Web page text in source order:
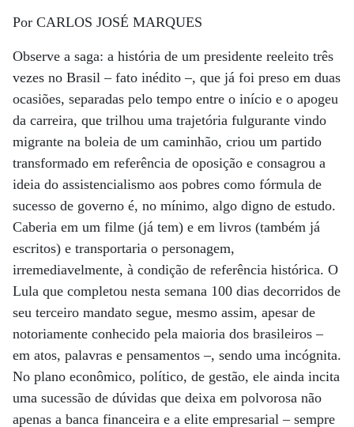
Por CARLOS JOSÉ MARQUES
Observe a saga: a história de um presidente reeleito três
vezes no Brasil – fato inédito –, que já foi preso em duas
ocasiões, separadas pelo tempo entre o início e o apogeu
da carreira, que trilhou uma trajetória fulgurante vindo
migrante na boleia de um caminhão, criou um partido
transformado em referência de oposição e consagrou a
ideia do assistencialismo aos pobres como fórmula de
sucesso de governo é, no mínimo, algo digno de estudo.
Caberia em um filme (já tem) e em livros (também já
escritos) e transportaria o personagem,
irremediavelmente, à condição de referência histórica. O
Lula que completou nesta semana 100 dias decorridos de
seu terceiro mandato segue, mesmo assim, apesar de
notoriamente conhecido pela maioria dos brasileiros –
em atos, palavras e pensamentos –, sendo uma incógnita.
No plano econômico, político, de gestão, ele ainda incita
uma sucessão de dúvidas que deixa em polvorosa não
apenas a banca financeira e a elite empresarial – sempre